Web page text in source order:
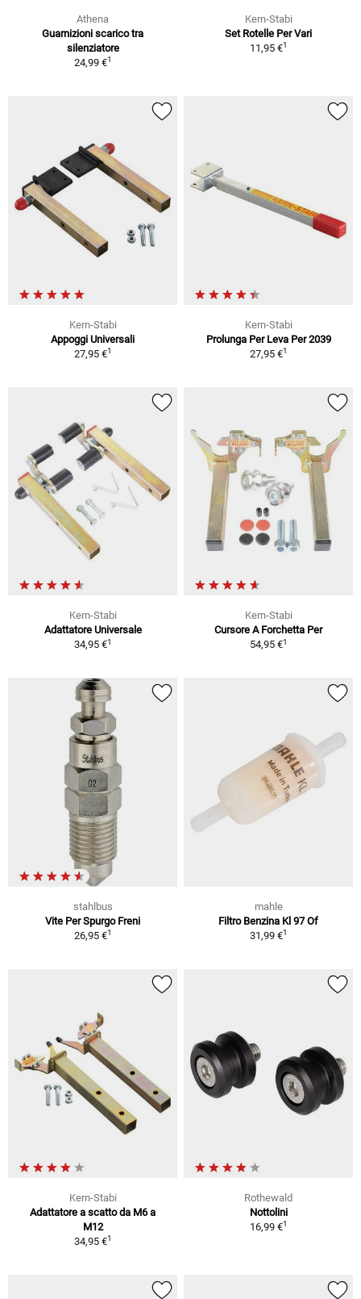
Athena
Guarnizioni scarico tra
silenziatore
24,99 €1
Kern-Stabi
Set Rotelle Per Vari
11,95 €1
Kern-Stabi
Appoggi Universali
27,95 €1
Kern-Stabi
Prolunga Per Leva Per 2039
27,95 €1
Kern-Stabi
Adattatore Universale
34,95 €1
Kern-Stabi
Cursore A Forchetta Per
54,95 €1
stahlbus
Vite Per Spurgo Freni
26,95 €1
mahle
Filtro Benzina Kl 97 Of
31,99 €1
Kern-Stabi
Adattatore a scatto da M6 a
M12
34,95 €1
Rothewald
Nottolini
16,99 €1